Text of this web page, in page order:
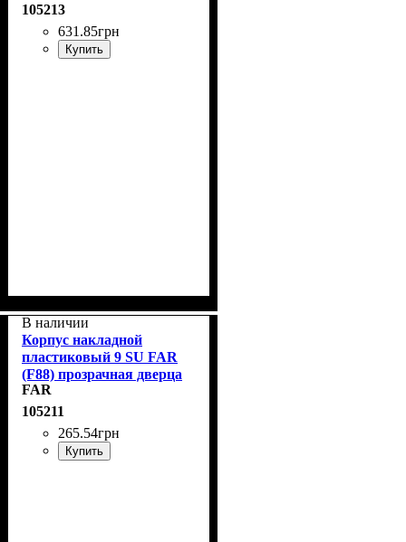
105213
631 .85грн
Купить
В наличии
Корпус накладной
пластиковый 9 SU FAR
(F88) прозрачная дверца
FAR
105211
265.54грн
Купить